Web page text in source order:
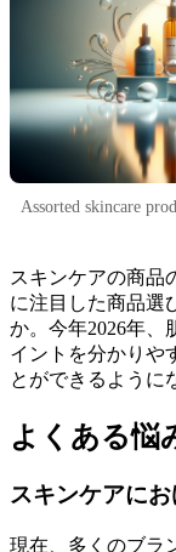
Assorted skincare
スキンケアの商品
に注目した商品選
か。今年2026年、
イントを分かりや
とができるように
よくある悩
スキンケアに
現在、多くのブラ